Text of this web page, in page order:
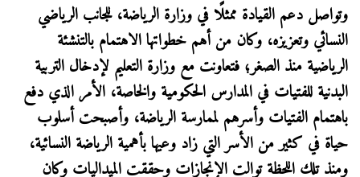
وتواصل دعم القيادة ممثلًا في وزارة الرياضة، للجانب الرياضي
النسائي وتعزيزه، وكان من أهم خطواتها الاهتمام بالتنشئة
الرياضية منذ الصغر؛ فتعاونت مع وزارة التعليم لإدخال التربية
البدنية للفتيات في المدارس الحكومية والخاصة، الأمر الذي دفع
باهتمام الفتيات وأسرهم لممارسة الرياضة، وأصبحت أسلوب
حياة في كثير من الأسر التي زاد وعيها بأهمية الرياضة النسائية،
ومنذ تلك اللحظة توالت الإنجازات وحققت الميداليات وكان